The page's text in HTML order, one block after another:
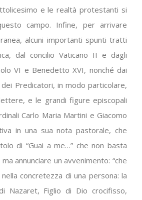
e le realtà protestanti si
campo. Infine, per arrivare
alcuni importanti spunti tratti
dal concilio Vaticano II e dagli
VI e Benedetto XVI, nonché dai
dei Predicatori, in modo particolare,
e le grandi figure episcopali
Carlo Maria Martini e Giacomo
in una sua nota pastorale, che
di “Guai a me…” che non basta
annunciare un avvenimento: “che
concretezza di una persona: la
Nazaret, Figlio di Dio crocifisso,